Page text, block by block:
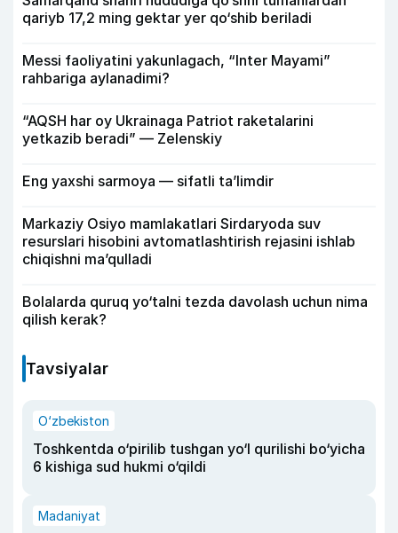
qariyb 17,2 ming gektar yer qo‘shib beriladi
Messi faoliyatini yakunlagach, “Inter Mayami”
rahbariga aylanadimi?
“AQSH har oy Ukrainaga Patriot raketalarini
yetkazib beradi” — Zelenskiy
Eng yaxshi sarmoya — sifatli ta’limdir
Markaziy Osiyo mamlakatlari Sirdaryoda suv
resurslari hisobini avtomatlashtirish rejasini ishlab
chiqishni ma’qulladi
Bolalarda quruq yo‘talni tezda davolash uchun nima
qilish kerak?
Tavsiyalar
O‘zbekiston
Toshkentda o‘pirilib tushgan yo‘l qurilishi bo‘yicha
6 kishiga sud hukmi o‘qildi
Madaniyat